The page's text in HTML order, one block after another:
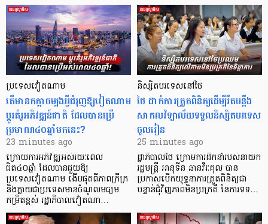
ប្រទេសវៀតណាម
តើមានកត្តាចម្បងអ្វីជំរុញឱ្យវៀតណាម
ប្តូរគំរូអភិវឌ្ឍន៍ជាតិ ដែលបានប្រើ
ប្រមាណ៤០ឆ្នាំមកនេះ?
23 minutes ago
ក្រោយការអភិវឌ្ឍអស់រយៈពេល
ជិត៤០ឆ្នាំ ដែលបានជួយឱ្យ​
ប្រទេសវៀតណាម ងើប​ផុតពីភាពក្រីក្រ
និងក្លាយជាប្រទេសមានចំណូលមធ្យម
កម្រិតខ្ពស់ រដ្ឋាភិបាលវៀតណា…
និស្សិតបរទេសនៅថៃ
ថៃ ដាក់ការត្រួតពិនិត្យ​ដើម្បីរឹតបន្ដឹង
សាកលវិទ្យាល័យទទួលនិស្សិតបរទេស
ចូលរៀន
25 minutes ago
ដ្ឋាភិបាលថៃ ក្រោមការដឹកនាំរបស់នាយក
រដ្ឋមន្ត្រី អានុទីន ឆានវីរៈគុល បាន
ប្រកាសបើកយុទ្ធនាការត្រួតពិនិត្យជា
បន្ទាន់ជុំវិញភាពមិនប្រក្រតី នៃការទទ…